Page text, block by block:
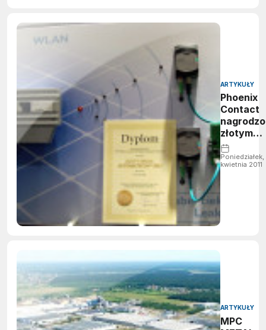
ARTYKUŁY
Phoenix
Contact
złotym
medalem
targach
Poniedziałek,
kwietnia 2011
ARTYKUŁY
MPC